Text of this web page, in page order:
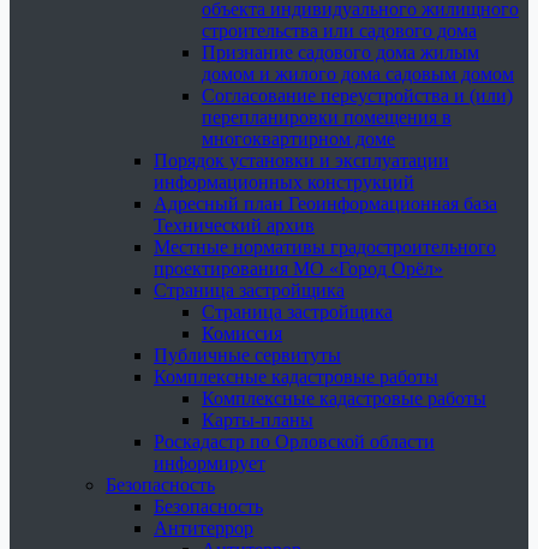
объекта индивидуального жилищного
строительства или садового дома
Признание садового дома жилым
домом и жилого дома садовым домом
Согласование переустройства и (или)
перепланировки помещения в
многоквартирном доме
Порядок установки и эксплуатации
информационных конструкций
Адресный план Геоинформационная база
Технический архив
Местные нормативы градостроительного
проектирования МО «Город Орёл»
Страница застройщика
Страница застройщика
Комиссия
Публичные сервитуты
Комплексные кадастровые работы
Комплексные кадастровые работы
Карты-планы
Роскадастр по Орловской области
информирует
Безопасность
Безопасность
Антитеррор